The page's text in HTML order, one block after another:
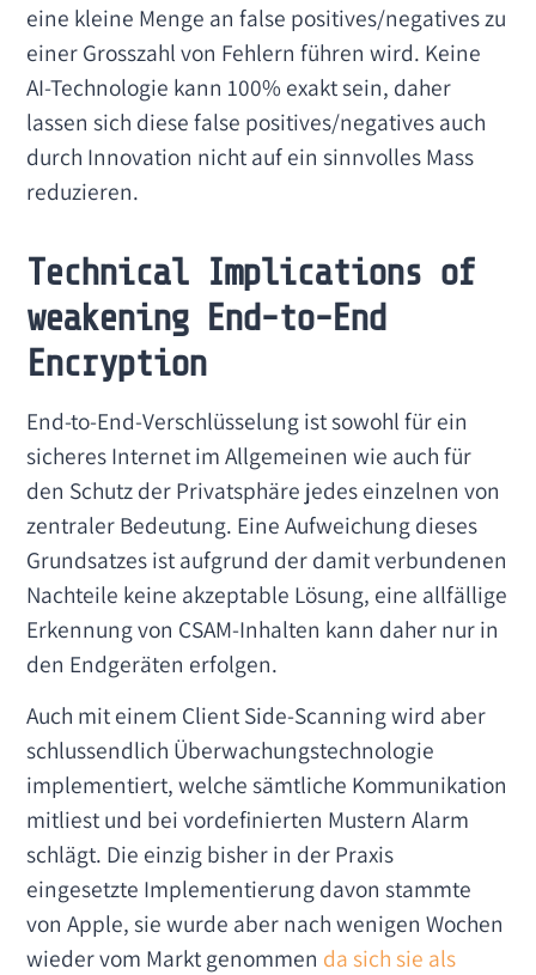
eine kleine Menge an false positives/negatives zu
einer Grosszahl von Fehlern führen wird. Keine
AI-Technologie kann 100% exakt sein, daher
lassen sich diese false positives/negatives auch
durch Innovation nicht auf ein sinnvolles Mass
reduzieren.
Technical Implications of
weakening End-to-End
Encryption
End-to-End-Verschlüsselung ist sowohl für ein
sicheres Internet im Allgemeinen wie auch für
den Schutz der Privatsphäre jedes einzelnen von
zentraler Bedeutung. Eine Aufweichung dieses
Grundsatzes ist aufgrund der damit verbundenen
Nachteile keine akzeptable Lösung, eine allfällige
Erkennung von CSAM-Inhalten kann daher nur in
den Endgeräten erfolgen.
Auch mit einem Client Side-Scanning wird aber
schlussendlich Überwachungstechnologie
implementiert, welche sämtliche Kommunikation
mitliest und bei vordefinierten Mustern Alarm
schlägt. Die einzig bisher in der Praxis
eingesetzte Implementierung davon stammte
von Apple, sie wurde aber nach wenigen Wochen
wieder vom Markt genommen da sich sie als